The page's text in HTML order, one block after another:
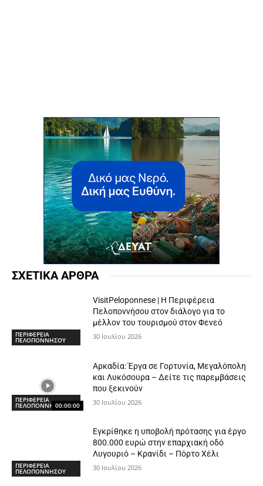
ΣΧΕΤΙΚΑ ΑΡΘΡΑ
ΠΕΡΙΦΕΡΕΙΑ
ΠΕΛΟΠΟΝΝΗΣΟΥ
VisitPeloponnese | Η Περιφέρεια
Πελοποννήσου στον διάλογο για το
μέλλον του τουρισμού στον Φενεό
30 Ιουλίου 2026
ΠΕΡΙΦΕΡΕΙΑ
ΠΕΛΟΠΟΝΝΗΣΟΥ00:00:00
Αρκαδία: Έργα σε Γορτυνία, Μεγαλόπολη
και Λυκόσουρα – Δείτε τις παρεμβάσεις
που ξεκινούν
30 Ιουλίου 2026
ΠΕΡΙΦΕΡΕΙΑ
ΠΕΛΟΠΟΝΝΗΣΟΥ
Εγκρίθηκε η υποβολή πρότασης για έργο
800.000 ευρώ στην επαρχιακή οδό
Λυγουριό – Κρανίδι – Πόρτο Χέλι
30 Ιουλίου 2026